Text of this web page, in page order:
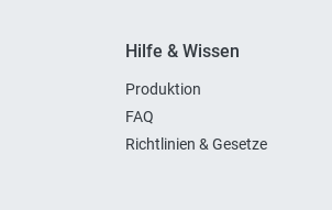
Hilfe & Wissen
Produktion
FAQ
Richtlinien & Gesetze